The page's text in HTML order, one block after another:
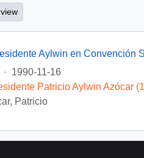
Aylwin en Convención
· 1990-11-16
Patricio Aylwin Azócar
Patricio